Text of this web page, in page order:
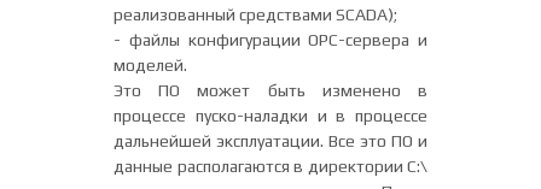
реализованный средствами SCADA);
- файлы конфигурации OPC-сервера и
моделей.
Это ПО может быть изменено в
процессе пуско-наладки и в процессе
дальнейшей эксплуатации. Все это ПО и
данные располагаются в директории C:\